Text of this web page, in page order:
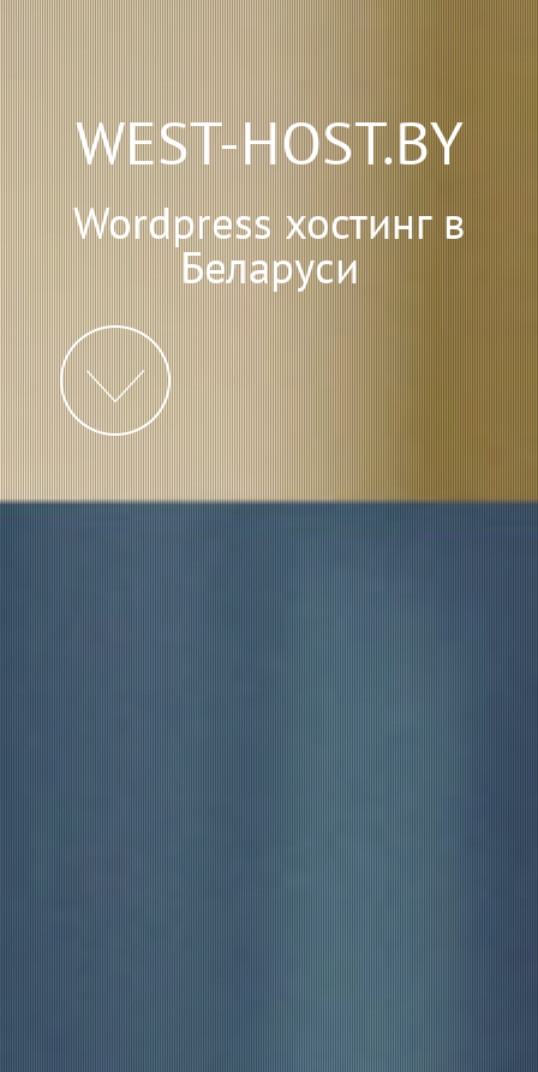
WEST-HOST.BY
Wordpress хостинг в
Беларуси